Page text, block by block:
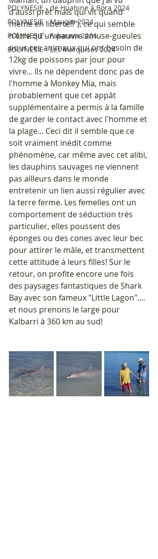
POLYNESIE - de Huahine à Bora 2024
POLYNESIE - Maupiti 2024
POLYNESIE - Fakarava 2024
POLYNESIE - Les Marquises 2024
d'aussi prêt mais qui vit quand
même en liberté!!"), ce qui semble
n'être qu'un pauvre amuse-gueules
pour ces animaux qui ont besoin de
12kg de poissons par jour pour
vivre... Ils ne dépendent donc pas de
l'homme à Monkey Mia, mais
probablement que cet appât
supplémentaire a permis à la famille
de garder le contact avec l'homme et
la plage... Ceci dit il semble que ce
soit vraiment inédit comme
phénomène, car même avec cet alibi,
les dauphins sauvages ne viennent
pas ailleurs dans le monde
entretenir un lien aussi régulier avec
la terre ferme. Les femelles ont un
comportement de séduction très
particulier, elles poussent des
éponges ou des cones avec leur bec
pour attirer le mâle, et transmettent
cette attitude à leurs filles! Sur le
retour, on profite encore une fois
des paysages fantastiques de Shark
Bay avec son fameux "Little Lagon"....
et nous prenons le large pour
Kalbarri à 360 km au sud!